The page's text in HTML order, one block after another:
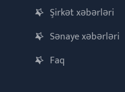
Şirkət xəbərləri
Sənaye xəbərləri
Faq